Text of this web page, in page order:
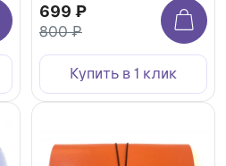
699 ₽
800 ₽
Купить в 1 клик